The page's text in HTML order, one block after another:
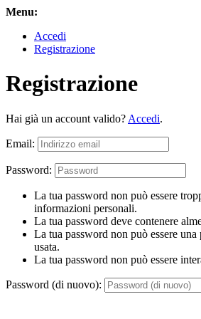
Menu:
Accedi
Registrazione
Registrazione
Hai già un account valido? Accedi.
Email:
Password:
La tua password non può essere
informazioni personali.
La tua password deve contenere
La tua password non può essere
usata.
La tua password non può essere
Password (di nuovo):